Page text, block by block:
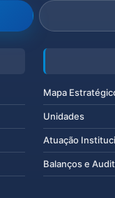
Mapa
Unidades
Atuação
Balanços e